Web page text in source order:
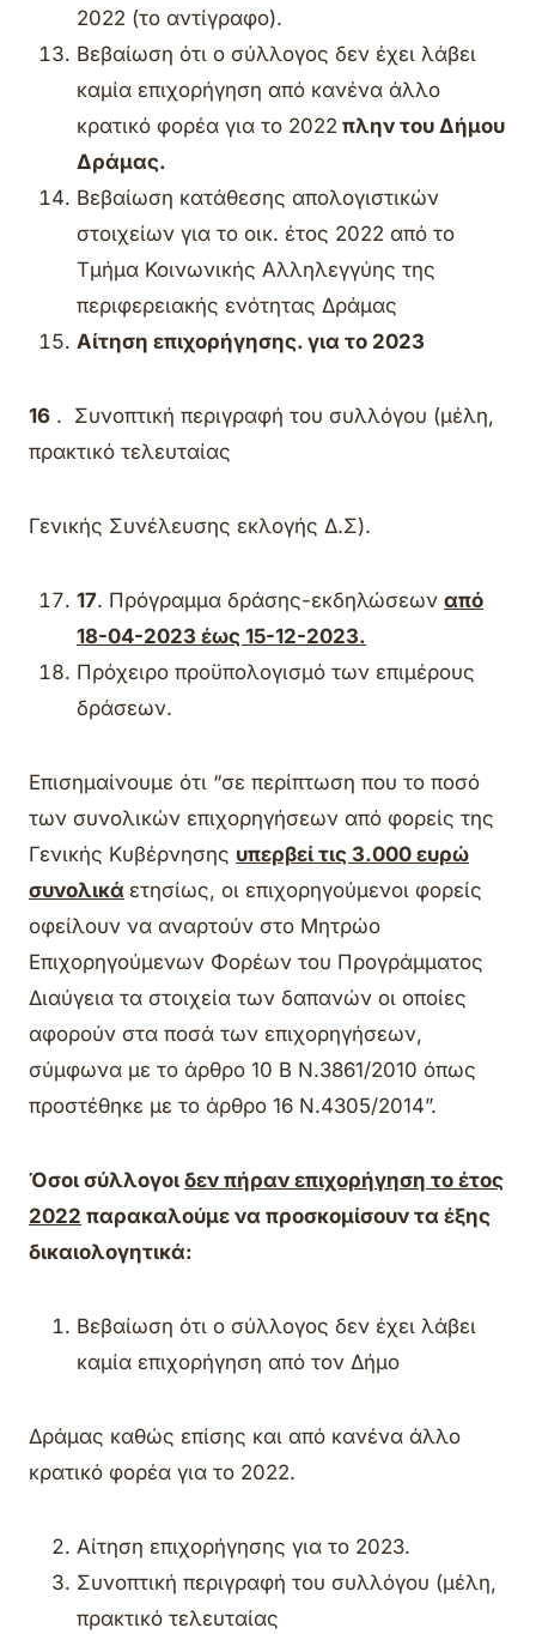
2022 (το αντίγραφο).
Βεβαίωση ότι ο σύλλογος δεν έχει λάβει
καμία επιχορήγηση από κανένα άλλο
κρατικό φορέα για το 2022 πλην του Δήμου
Δράμας.
Βεβαίωση κατάθεσης απολογιστικών
στοιχείων για το οικ. έτος 2022 από το
Τμήμα Κοινωνικής Αλληλεγγύης της
περιφερειακής ενότητας Δράμας
Αίτηση επιχορήγησης. για το 2023
16 . Συνοπτική περιγραφή του συλλόγου (μέλη,
πρακτικό τελευταίας
Γενικής Συνέλευσης εκλογής Δ.Σ).
17. Πρόγραμμα δράσης-εκδηλώσεων από
18-04-2023 έως 15-12-2023.
Πρόχειρο προϋπολογισμό των επιμέρους
δράσεων.
Επισημαίνουμε ότι “σε περίπτωση που το ποσό
των συνολικών επιχορηγήσεων από φορείς της
Γενικής Κυβέρνησης υπερβεί τις 3.000 ευρώ
συνολικά ετησίως, οι επιχορηγούμενοι φορείς
οφείλουν να αναρτούν στο Μητρώο
Επιχορηγούμενων Φορέων του Προγράμματος
Διαύγεια τα στοιχεία των δαπανών οι οποίες
αφορούν στα ποσά των επιχορηγήσεων,
σύμφωνα με το άρθρο 10 Β Ν.3861/2010 όπως
προστέθηκε με το άρθρο 16 Ν.4305/2014”.
Όσοι σύλλογοι δεν πήραν επιχορήγηση το έτος
2022 παρακαλούμε να προσκομίσουν τα έξης
δικαιολογητικά:
Βεβαίωση ότι ο σύλλογος δεν έχει λάβει
καμία επιχορήγηση από τον Δήμο
Δράμας καθώς επίσης και από κανένα άλλο
κρατικό φορέα για το 2022.
Αίτηση επιχορήγησης για το 2023.
Συνοπτική περιγραφή του συλλόγου (μέλη,
πρακτικό τελευταίας